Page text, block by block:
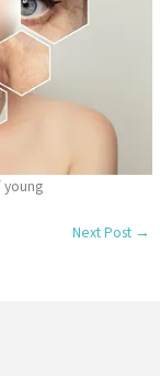
Next Post →